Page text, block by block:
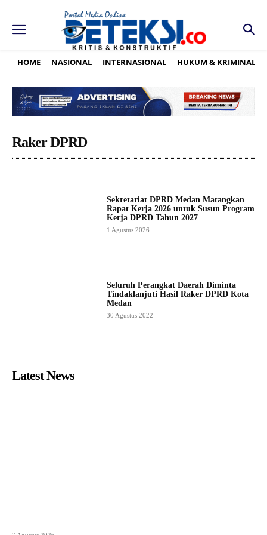
HOME NASIONAL INTERNASIONAL HUKUM & KRIMINAL
Raker DPRD
Sekretariat DPRD Medan Matangkan
Rapat Kerja 2026 untuk Susun Program
Kerja DPRD Tahun 2027
1 Agustus 2026
Seluruh Perangkat Daerah Diminta
Tindaklanjuti Hasil Raker DPRD Kota
Medan
30 Agustus 2022
Latest News